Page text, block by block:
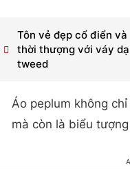
Tôn vẻ đẹp cổ điển và
thời thượng với váy dạ
tweed
Áo peplum không
mà còn là biểu